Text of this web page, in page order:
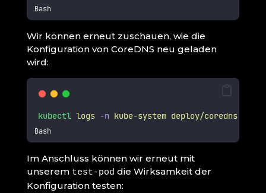
Bash
Wir können erneut zuschauen, wie die
Konfiguration von CoreDNS neu geladen
wird:
kubectl logs -n kube-system deploy/coredns
Bash
Im Anschluss können wir erneut mit
unserem test-pod die Wirksamkeit der
Konfiguration testen: